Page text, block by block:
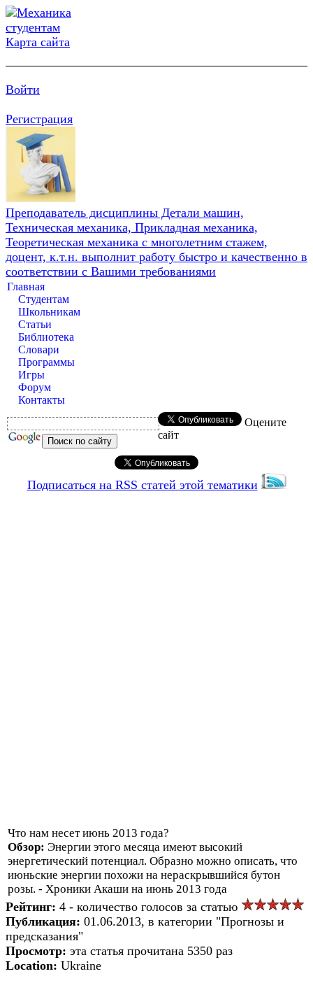
Карта сайта
Войти
Регистрация
Преподаватель дисциплины Детали машин,
Техническая механика, Прикладная механика,
Теоретическая механика с многолетним стажем,
доцент, к.т.н. выполнит работу быстро и качественно в
соответствии с Вашими требованиями
Главная
Студентам
Школьникам
Статьи
Библиотека
Словари
Программы
Игры
Форум
Контакты
Оцените
сайт
Подписаться на RSS статей этой тематики
Что нам несет июнь 2013 года?
Обзор: Энергии этого месяца имеют высокий
энергетический потенциал. Образно можно описать, что
июньские энергии похожи на нераскрывшийся бутон
розы. - Хроники Акаши на июнь 2013 года
Рейтинг: 4 - количество голосов за статью
Публикация: 01.06.2013, в категории "Прогнозы и
предсказания"
Просмотр: эта статья прочитана 5350 раз
Location: Ukraine